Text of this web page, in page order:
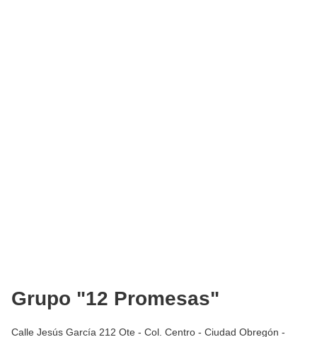
Grupo "12 Promesas"
Calle Jesús García 212 Ote - Col. Centro - Ciudad Obregón -